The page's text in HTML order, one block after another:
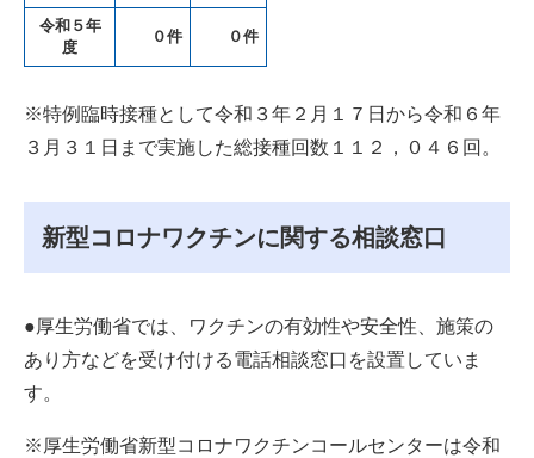
令和５年
度
０件 ０件
※特例臨時接種として令和３年２月１７日から令和６年
３月３１日まで実施した総接種回数１１２，０４６回。
新型コロナワクチンに関する相談窓口
●厚生労働省では、ワクチンの有効性や安全性、施策の
あり方などを受け付ける電話相談窓口を設置していま
す。
※厚生労働省新型コロナワクチンコールセンターは令和